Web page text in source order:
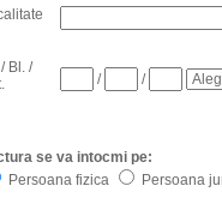
Bl. /
/ /
se va intocmi pe:
Persoana fizica
Persoana